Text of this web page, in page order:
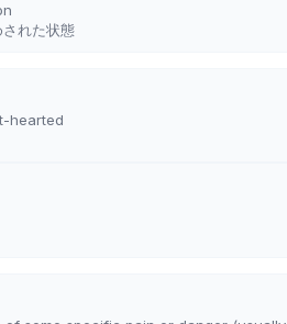
れた状態
hearted